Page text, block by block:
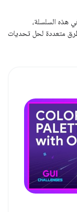
هذه السلسلة،
متعددة لحل تحديات